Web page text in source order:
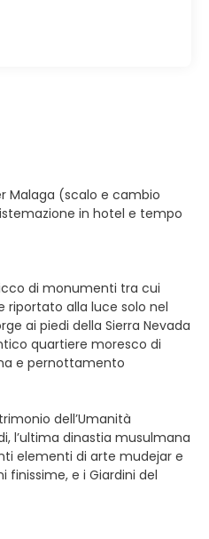
Malaga (scalo e cambio
in hotel e tempo
di monumenti tra cui
riportato alla luce solo nel
ai piedi della Sierra Nevada
quartiere moresco di
e pernottamento
dell’Umanità
l’ultima dinastia musulmana
elementi di arte mudejar e
finissime, e i Giardini del